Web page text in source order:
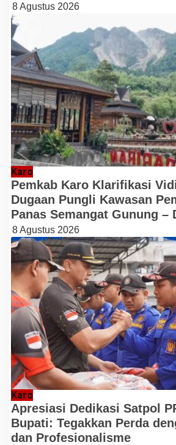
8 Agustus 2026
Karo
Pemkab Karo Klarifikasi
Dugaan Pungli Kawasan
Panas Semangat Gunung –
8 Agustus 2026
Karo
Apresiasi Dedikasi Satpol
Bupati: Tegakkan Perda
dan Profesionalisme